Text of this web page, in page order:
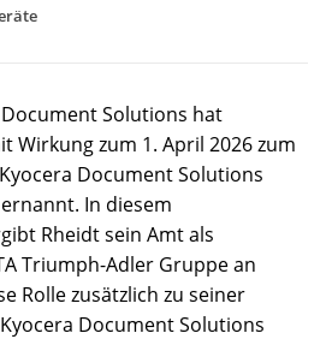
Solutions hat
Wirkung zum 1. April 2026 zum
Document Solutions
In diesem
Rheidt sein Amt als
Triumph-Adler Gruppe an
Rolle zusätzlich zu seiner
Document Solutions